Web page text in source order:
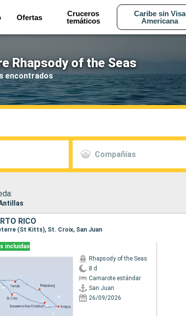
Ofertas
Cruceros
temáticos
Caribe sin Visa
Americana
Rhapsody of the Seas
encontrados
Compañías
RICO
(St Kitts), St. Croix, San Juan
incluidas
Rhapsody of the Seas
8 d
Camarote estándar
San Juan
26/09/2026